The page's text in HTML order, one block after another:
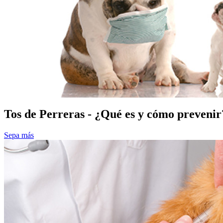
Tos de Perreras - ¿Qué es y cómo
Sepa más